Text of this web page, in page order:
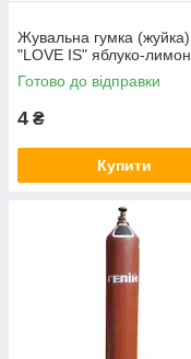
Жувальна гумка (жуйка)
"LOVE IS" яблуко-лимон
Готово до відправки
4 ₴
Купити